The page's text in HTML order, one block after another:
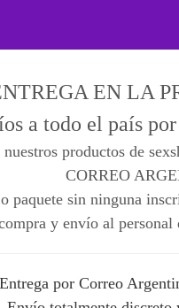
EN LA
a todo el país
productos de
CORREO
paquete sin ninguna
y envío al
Entrega por Correo